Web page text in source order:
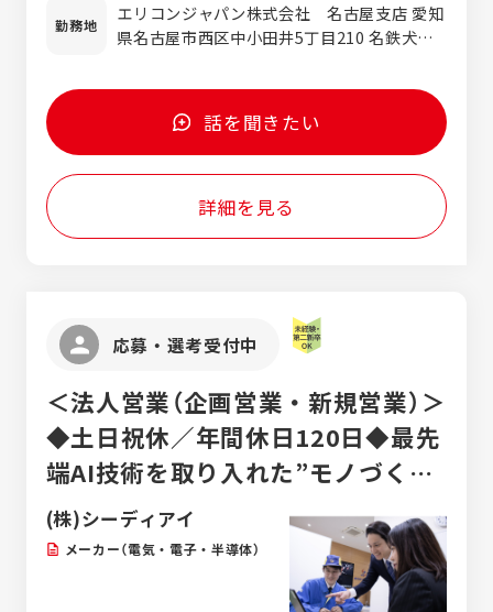
造する溶射装置や材料を使用します。施工を
通じてお客様との信頼関係を築きながら、設
受注拡大にも貢献していただきます。 ■働き
ます。国内各地の現場へ出張があり、年間の
約半分は現場対応となります。繁忙期は9～
11月および3～4月で、工事日程によっては夜
間や休日の作業が発生する場合があります
が、その際は必ず振替休日を取得いただきま
管理技士をはじめ、ガス溶接、フォークリフ
ン、足場組立等作業主任者など、業務に必要
な資格を会社負担で取得いただきます。 ■配
属先 コーティングサービス部（6名） 少数精鋭
の組織のため、一人ひとりの裁量が大きく、
積むことが可能です。発電設備という社会イ
ンフラを支える現場で、専門技術を身につけ
ながら長期的に活躍できる環境です。
能力を考慮のうえ、当社規定により決定しま
す。
勤務地
エリコンジャパン株式会社 名古屋支店 愛知
県名古屋市西区中小田井5丁目210 名鉄犬山
井駅]徒歩10分 ※転勤なし
話を聞きたい
詳細を見る
応募・選考受付中
＜法人営業（企画営業・新規営業）＞
◆土日祝休／年間休日120日◆最先
端AI技術を取り入れた”モノづく
り”メーカー！
(株)シーディアイ
メーカー（電気・電子・半導体）